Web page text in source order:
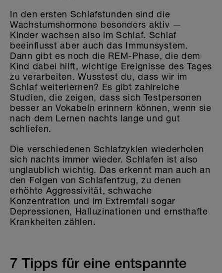
In den ersten Schlafstunden sind die
Wachstumshormone besonders aktiv —
Kinder wachsen also im Schlaf. Schlaf
beeinflusst aber auch das Immunsystem.
Dann gibt es noch die REM-Phase, die dem
Kind dabei hilft, wichtige Ereignisse des Tages
zu verarbeiten. Wusstest du, dass wir im
Schlaf weiterlernen? Es gibt zahlreiche
Studien, die zeigen, dass sich Testpersonen
besser an Vokabeln erinnern können, wenn sie
nach dem Lernen nachts lange und gut
schliefen.
Die verschiedenen Schlafzyklen wiederholen
sich nachts immer wieder. Schlafen ist also
unglaublich wichtig. Das erkennt man auch an
den Folgen von Schlafentzug, zu denen
erhöhte Aggressivität, schwache
Konzentration und im Extremfall sogar
Depressionen, Halluzinationen und ernsthafte
Krankheiten zählen.
7 Tipps für eine entspannte